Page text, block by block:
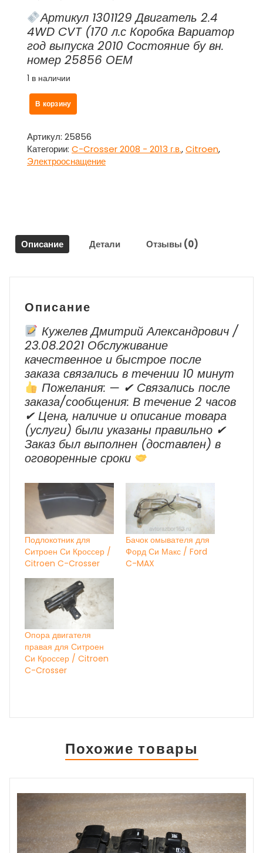
Артикул 1301129 Двигатель 2.4
4WD CVT (170 л.с Коробка Вариатор
год выпуска 2010 Состояние бу вн.
номер 25856 ОЕМ
1 в наличии
Количество
товара
-
коса
генератора
Citroen
C-
В корзину
Артикул: 25856
Категории: C-Crosser 2008 - 2013 г.в.,Citroen,
Электрооснащение
Описание Детали Отзывы (0)
Описание
Кужелев Дмитрий Александрович /
23.08.2021 Обслуживание
качественное и быстрое после
заказа связались в течении 10 минут
Пожелания: — ✔ Cвязались после
заказа/сообщения: В течение 2 часов
✔ Цена, наличие и описание товара
(услуги) были указаны правильно ✔
Заказ был выполнен (доставлен) в
оговоренные сроки
Подлокотник для
Ситроен Си Кроссер /
Citroen C-Crosser
Бачок омывателя для
Форд Си Макс / Ford
C-MAX
Опора двигателя
правая для Ситроен
Си Кроссер / Citroen
C-Crosser
Похожие товары